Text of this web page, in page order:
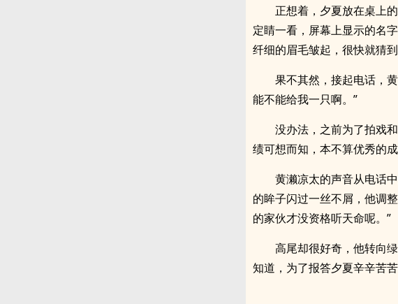
正想着，夕夏放在桌上
定睛一看，屏幕上显示的名
纤细的眉毛皱起，很快就猜
果不其然，接起电话，
能不能给我一只啊。”
没办法，之前为了拍戏
绩可想而知，本不算优秀的
黄濑凉太的声音从电话
的眸子闪过一丝不屑，他调
的家伙才没资格听天命呢。”
高尾却很好奇，他转向
知道，为了报答夕夏辛辛苦